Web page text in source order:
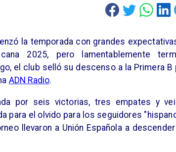
la temporada con grandes
2025, pero lamentablemente
el club selló su descenso a la Primera B
ADN Radio.
por seis victorias, tres empates y
para el olvido para los seguidores
llevaron a Unión Española a